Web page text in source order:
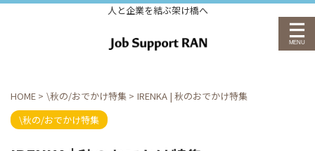
人と企業を結ぶ架け橋へ
HOME > \秋の/おでかけ特集 > IRENKA | 秋のおでかけ特集
\秋の/おでかけ特集